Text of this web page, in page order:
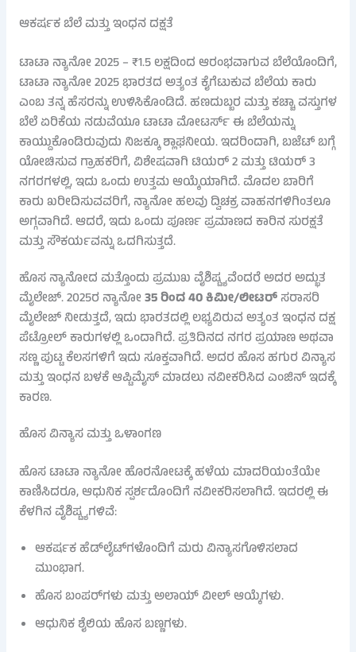
ಆಕರ್ಷಕ ಬೆಲೆ ಮತ್ತು ಇಂಧನ ದಕ್ಷತೆ
ಟಾಟಾ ನ್ಯಾನೋ 2025 – ₹1.5 ಲಕ್ಷದಿಂದ ಆರಂಭವಾಗುವ ಬೆಲೆಯೊಂದಿಗೆ,
ಟಾಟಾ ನ್ಯಾನೋ 2025 ಭಾರತದ ಅತ್ಯಂತ ಕೈಗೆಟುಕುವ ಬೆಲೆಯ ಕಾರು
ಎಂಬ ತನ್ನ ಹೆಸರನ್ನು ಉಳಿಸಿಕೊಂಡಿದೆ. ಹಣದುಬ್ಬರ ಮತ್ತು ಕಚ್ಚಾ ವಸ್ತುಗಳ
ಬೆಲೆ ಏರಿಕೆಯ ನಡುವೆಯೂ ಟಾಟಾ ಮೋಟರ್ಸ್ ಈ ಬೆಲೆಯನ್ನು
ಕಾಯ್ದುಕೊಂಡಿರುವುದು ನಿಜಕ್ಕೂ ಶ್ಲಾಘನೀಯ. ಇದರಿಂದಾಗಿ, ಬಜೆಟ್ ಬಗ್ಗೆ
ಯೋಚಿಸುವ ಗ್ರಾಹಕರಿಗೆ, ವಿಶೇಷವಾಗಿ ಟಿಯರ್ 2 ಮತ್ತು ಟಿಯರ್ 3
ನಗರಗಳಲ್ಲಿ, ಇದು ಒಂದು ಉತ್ತಮ ಆಯ್ಕೆಯಾಗಿದೆ. ಮೊದಲ ಬಾರಿಗೆ
ಕಾರು ಖರೀದಿಸುವವರಿಗೆ, ನ್ಯಾನೋ ಹಲವು ದ್ವಿಚಕ್ರ ವಾಹನಗಳಿಗಿಂತಲೂ
ಅಗ್ಗವಾಗಿದೆ. ಆದರೆ, ಇದು ಒಂದು ಪೂರ್ಣ ಪ್ರಮಾಣದ ಕಾರಿನ ಸುರಕ್ಷತೆ
ಮತ್ತು ಸೌಕರ್ಯವನ್ನು ಒದಗಿಸುತ್ತದೆ.
ಹೊಸ ನ್ಯಾನೋದ ಮತ್ತೊಂದು ಪ್ರಮುಖ ವೈಶಿಷ್ಟ್ಯವೆಂದರೆ ಅದರ ಅದ್ಭುತ
ಮೈಲೇಜ್. 2025ರ ನ್ಯಾನೋ35 ರಿಂದ 40 ಕಿಮೀ/ಲೀಟರ್ಸರಾಸರಿ
ಮೈಲೇಜ್ ನೀಡುತ್ತದೆ, ಇದು ಭಾರತದಲ್ಲಿ ಲಭ್ಯವಿರುವ ಅತ್ಯಂತ ಇಂಧನ ದಕ್ಷ
ಪೆಟ್ರೋಲ್ ಕಾರುಗಳಲ್ಲಿ ಒಂದಾಗಿದೆ. ಪ್ರತಿದಿನದ ನಗರ ಪ್ರಯಾಣ ಅಥವಾ
ಸಣ್ಣ ಪುಟ್ಟ ಕೆಲಸಗಳಿಗೆ ಇದು ಸೂಕ್ತವಾಗಿದೆ. ಅದರ ಹೊಸ ಹಗುರ ವಿನ್ಯಾಸ
ಮತ್ತು ಇಂಧನ ಬಳಕೆ ಆಪ್ಟಿಮೈಸ್ ಮಾಡಲು ನವೀಕರಿಸಿದ ಎಂಜಿನ್ ಇದಕ್ಕೆ
ಕಾರಣ.
ಹೊಸ ವಿನ್ಯಾಸ ಮತ್ತು ಒಳಾಂಗಣ
ಹೊಸ ಟಾಟಾ ನ್ಯಾನೋ ಹೊರನೋಟಕ್ಕೆ ಹಳೆಯ ಮಾದರಿಯಂತೆಯೇ
ಕಾಣಿಸಿದರೂ, ಆಧುನಿಕ ಸ್ಪರ್ಶದೊಂದಿಗೆ ನವೀಕರಿಸಲಾಗಿದೆ. ಇದರಲ್ಲಿ ಈ
ಕೆಳಗಿನ ವೈಶಿಷ್ಟ್ಯಗಳಿವೆ:
ಆಕರ್ಷಕ ಹೆಡ್‌ಲೈಟ್‌ಗಳೊಂದಿಗೆ ಮರು ವಿನ್ಯಾಸಗೊಳಿಸಲಾದ
ಮುಂಭಾಗ.
ಹೊಸ ಬಂಪರ್‌ಗಳು ಮತ್ತು ಅಲಾಯ್ ವೀಲ್ ಆಯ್ಕೆಗಳು.
ಆಧುನಿಕ ಶೈಲಿಯ ಹೊಸ ಬಣ್ಣಗಳು.